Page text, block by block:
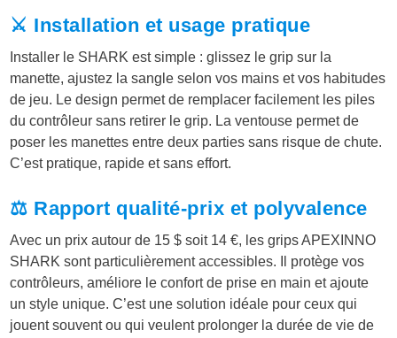
⚔️ Installation et usage pratique
Installer le SHARK est simple : glissez le grip sur la
manette, ajustez la sangle selon vos mains et vos habitudes
de jeu. Le design permet de remplacer facilement les piles
du contrôleur sans retirer le grip. La ventouse permet de
poser les manettes entre deux parties sans risque de chute.
C’est pratique, rapide et sans effort.
⚖️ Rapport qualité-prix et polyvalence
Avec un prix autour de 15 $ soit 14 €, les grips APEXINNO
SHARK sont particulièrement accessibles. Il protège vos
contrôleurs, améliore le confort de prise en main et ajoute
un style unique. C’est une solution idéale pour ceux qui
jouent souvent ou qui veulent prolonger la durée de vie de